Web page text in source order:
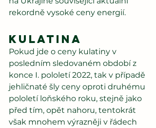
rekordně vysoké ceny energií.
Kulatina
Pokud jde o ceny kulatiny v
posledním sledovaném období z
konce I. pololetí 2022, tak v případě
jehličnaté šly ceny oproti druhému
pololetí loňského roku, stejně jako
před tím, opět nahoru, tentokrát
však mnohem výrazněji v řádech